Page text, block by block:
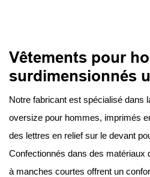
Vêtements pour
surdimensionnés
Notre fabricant est spécialisé dans
oversize pour hommes, imprimés
des lettres en relief sur le devant
Confectionnés dans des matériaux
à manches courtes offrent un